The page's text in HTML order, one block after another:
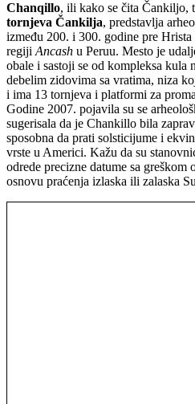
Chanqillo, ili kako se čita Čankiljo,
tornjeva Čankilja, predstavlja
između 200. i 300. godine pre
regiji Ancash u Peruu. Mesto je
obale i sastoji se od kompleksa kula
debelim zidovima sa vratima, niza
i ima 13 tornjeva i platformi za
Godine 2007. pojavila su se
sugerisala da je Chankillo bila
sposobna da prati solsticijume i
vrste u Americi. Kažu da su
odrede precizne datume sa greškom
osnovu praćenja izlaska ili zalaska